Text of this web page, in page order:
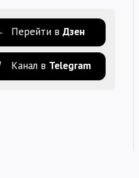
Перейти в Дзен
Канал в Telegram